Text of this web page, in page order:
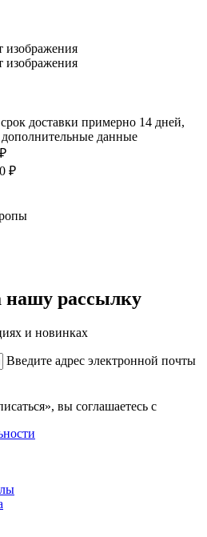
изображения
изображения
доставки примерно 14 дней,
дополнительные данные
₽
рассылку
и новинках
Введите адрес электронной почты
вы соглашаетесь с